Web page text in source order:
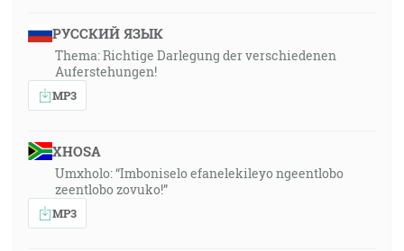
РУССКИЙ ЯЗЫК
Thema: Richtige Darlegung der verschiedenen
Auferstehungen!
MP3
XHOSA
Umxholo: “Imboniselo efanelekileyo ngeentlobo
zeentlobo zovuko!”
MP3